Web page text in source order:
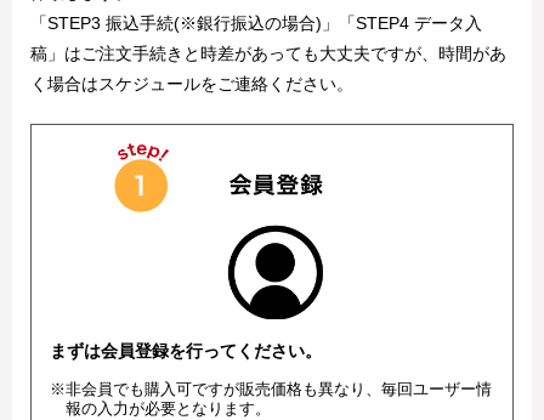
「STEP3 振込手続(※銀行振込の場合)」「STEP4 データ入
稿」はご注文手続きと時差があっても大丈夫ですが、時間があ
く場合はスケジュールをご連絡ください。
まずは会員登録を行ってください。
※非会員でも購入可ですが販売価格も異なり、毎回ユーザー情
報の入力が必要となります。